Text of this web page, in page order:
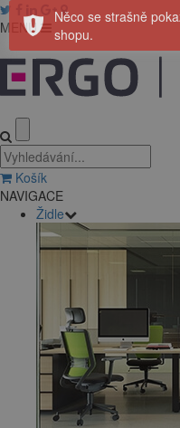
MENU
Košík
NAVIGACE
Židle
Něco se strašně
shopu.